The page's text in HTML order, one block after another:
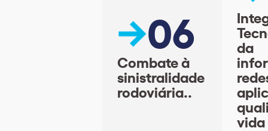
06
Combate à
sinistralidade
rodoviária..
da